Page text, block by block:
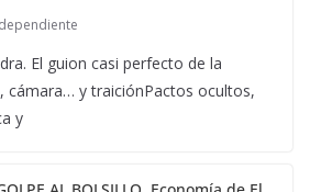
El guion casi perfecto de la
cámara… y traiciónPactos ocultos,
y